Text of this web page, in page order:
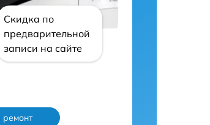
Скидка по
предварительной
записи на сайте